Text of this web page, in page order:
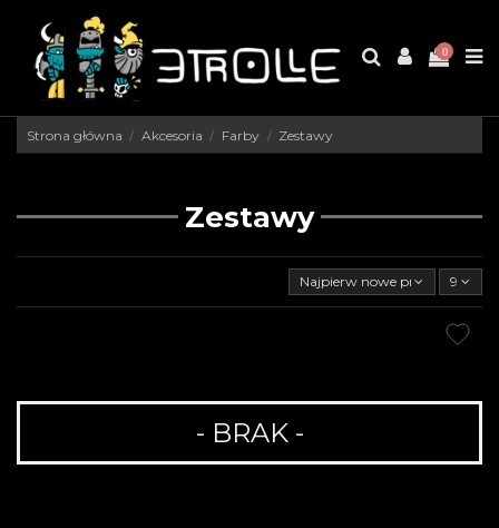
0
Strona główna Akcesoria Farby Zestawy
Zestawy
Najpierw nowe produkty9
- BRAK -